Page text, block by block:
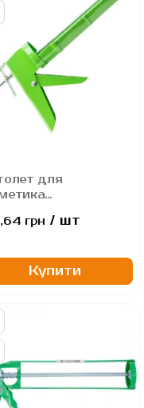
для
/М7 280мл
грн / шт
Купити